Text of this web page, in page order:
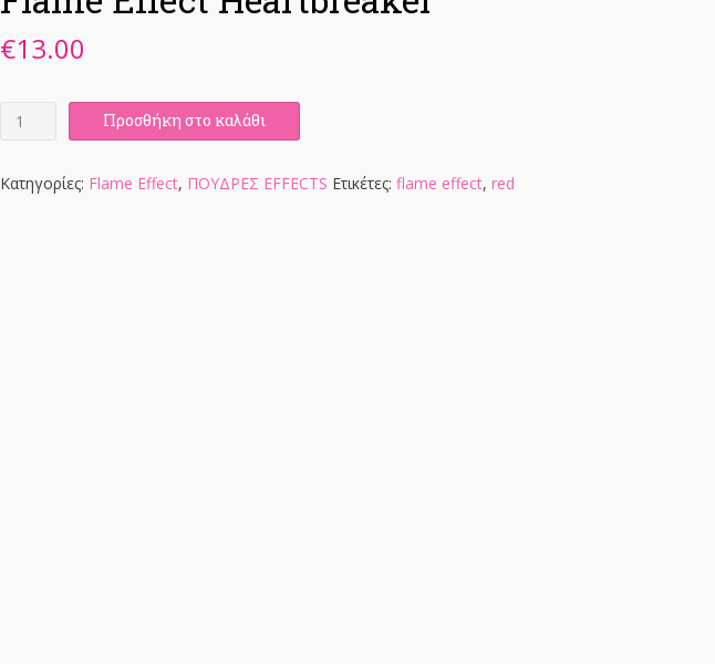
€13.00
Flame
ποσότητα
Προσθήκη στο καλάθι
Κατηγορίες: Flame Effect, ΠΟΥΔΡΕΣ EFFECTS Ετικέτες: flame effect, red